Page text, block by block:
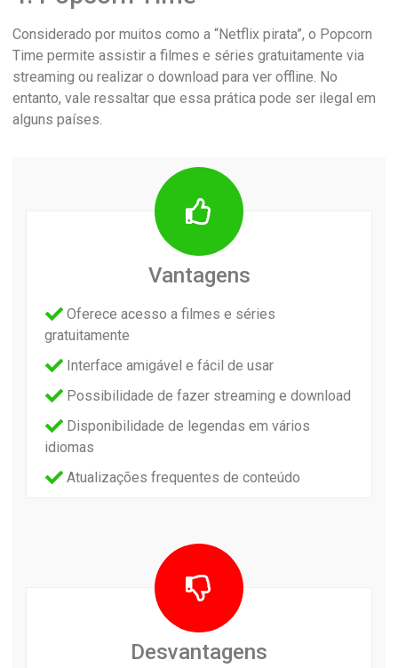
Considerado por muitos como a “Netflix pirata”, o Popcorn
Time permite assistir a filmes e séries gratuitamente via
streaming ou realizar o download para ver offline. No
entanto, vale ressaltar que essa prática pode ser ilegal em
alguns países.
Vantagens
Oferece acesso a filmes e séries
gratuitamente
Interface amigável e fácil de usar
Possibilidade de fazer streaming e download
Disponibilidade de legendas em vários
idiomas
Atualizações frequentes de conteúdo
Desvantagens